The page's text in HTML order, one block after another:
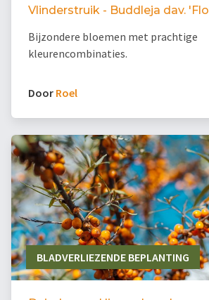
Vlinderstruik - Buddleja dav.
Bijzondere bloemen met prachtige
kleurencombinaties.
Door Roel
BLADVERLIEZENDE BEPLANTING